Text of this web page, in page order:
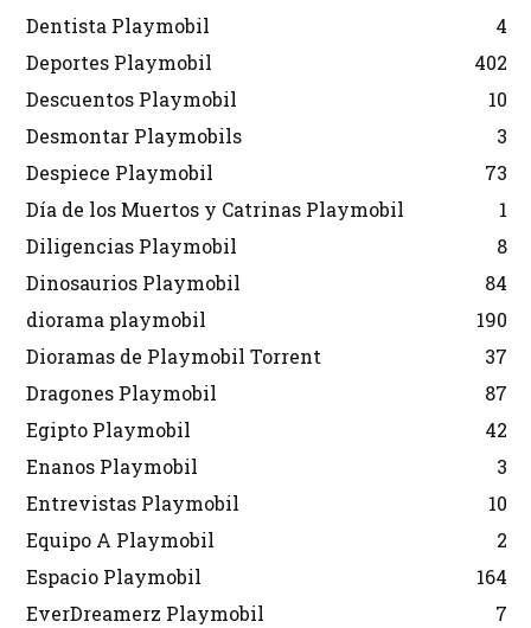
Dentista Playmobil
4
Deportes Playmobil
402
Descuentos Playmobil
10
Desmontar Playmobils
3
Despiece Playmobil
73
Día de los Muertos y Catrinas Playmobil
1
Diligencias Playmobil
8
Dinosaurios Playmobil
84
diorama playmobil
190
Dioramas de Playmobil Torrent
37
Dragones Playmobil
87
Egipto Playmobil
42
Enanos Playmobil
3
Entrevistas Playmobil
10
Equipo A Playmobil
2
Espacio Playmobil
164
EverDreamerz Playmobil
7